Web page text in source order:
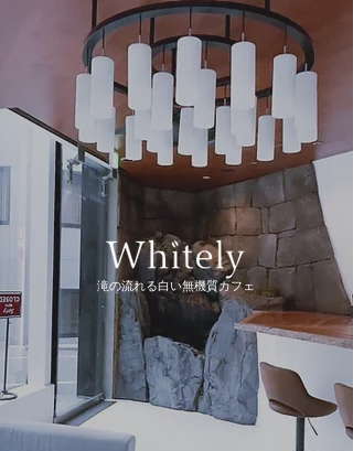
滝の流れる白い無機質カフェ